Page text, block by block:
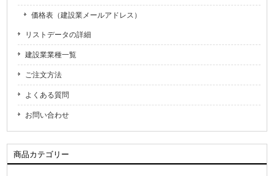
価格表（建設業メールアドレス）
リストデータの詳細
建設業業種一覧
ご注文方法
よくある質問
お問い合わせ
商品カテゴリー